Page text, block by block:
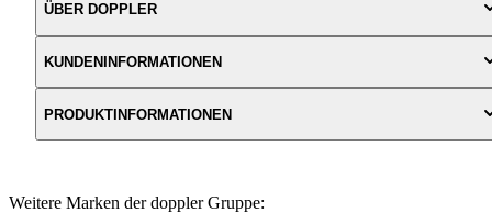
ÜBER DOPPLER
KUNDENINFORMATIONEN
PRODUKTINFORMATIONEN
Weitere Marken der doppler Gruppe: